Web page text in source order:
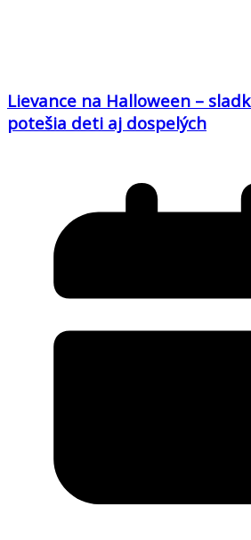
Lievance na Halloween –
potešia deti aj dospelých